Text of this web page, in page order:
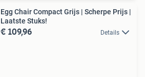
Egg Chair Compact Grijs | Scherpe Prijs |
Laatste Stuks!
€ 109,96 Details